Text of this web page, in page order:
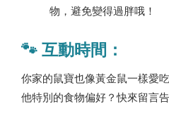
物，避免變得過胖哦！
🐾 互動時間：
你家的鼠寶也像黃金鼠一樣愛
他特別的食物偏好？快來留言